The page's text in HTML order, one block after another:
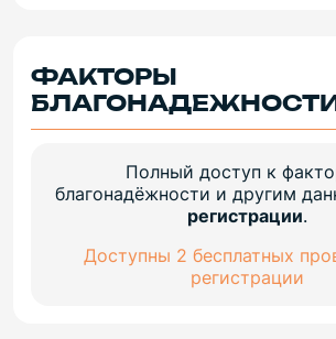
ФАКТОРЫ
БЛАГОНАДЕЖНОСТИ
Полный доступ к
благонадёжности и другим
регистрации.
Доступны 2 бесплатных
регистрации